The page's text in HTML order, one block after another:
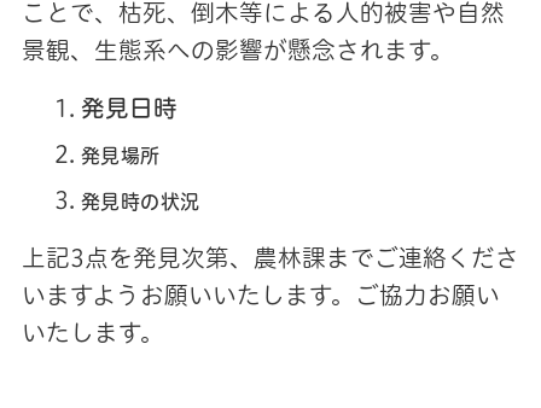
ことで、枯死、倒木等による人的被害や自然
景観、生態系への影響が懸念されます。
発見日時
発見場所
発見時の状況
上記3点を発見次第、農林課までご連絡くださ
いますようお願いいたします。ご協力お願い
いたします。